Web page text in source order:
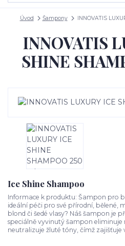
Úvod Šampony INNOVATIS
INNOVATIS
SHINE
Ice Shine Shampoo
Informace k produktu: Šampon pro
ideální péči pro své přírodní, bělené,
blond či šedé vlasy? Náš šampon je
speciálně vyvinutý šampon eliminuje
neutralizuje žluté tóny, čímž zajišťuje